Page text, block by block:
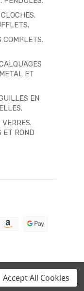
COMPLETS.
ET
EN
ET ROND
Accept All Cookies